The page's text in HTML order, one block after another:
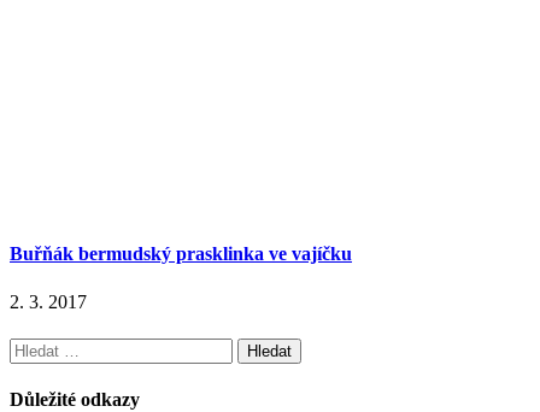
Buřňák bermudský prasklinka ve vajíčku
2. 3. 2017
Vyhledávání
Důležité odkazy